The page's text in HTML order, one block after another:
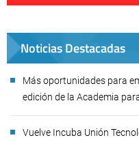
Noticias Destacadas
Más oportunidades para
edición de la Academia
Vuelve Incuba Unión